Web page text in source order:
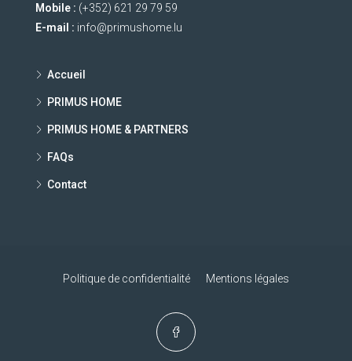
Mobile : (+352) 621 29 79 59
E-mail : info@primushome.lu
Accueil
PRIMUS HOME
PRIMUS HOME & PARTNERS
FAQs
Contact
Politique de confidentialité Mentions légales